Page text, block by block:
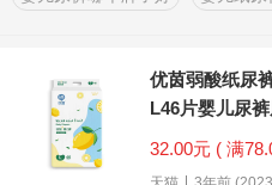
优茵弱酸纸尿
L46片婴儿尿
32.00元 ( 满